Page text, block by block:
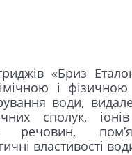
«Бриз
і фізичною
води,
сполук,
речовин,
властивості